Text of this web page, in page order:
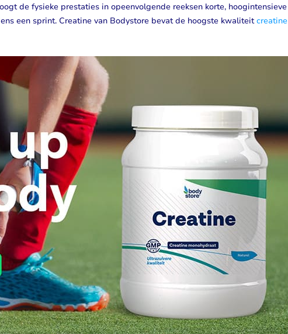
de fysieke prestaties in opeenvolgende reeksen korte, hoogintensieve
een sprint. Creatine van Bodystore bevat de hoogste kwaliteitcreatine